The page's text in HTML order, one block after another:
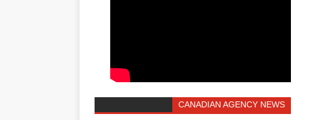
CANADIAN AGENCY NEWS